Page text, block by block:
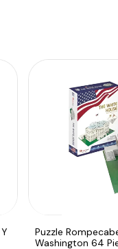
Puzzle
Washington 64